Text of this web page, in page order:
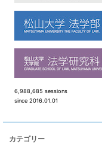
6,988,685 sessions
since 2016.01.01
カテゴリー